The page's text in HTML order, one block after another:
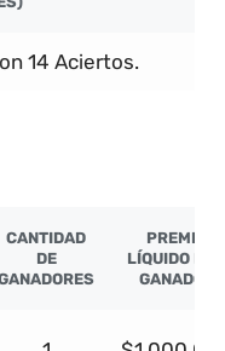
14 Aciertos.
CANTIDAD
DE
PREMIO
LÍQUIDO POR
GANADOR